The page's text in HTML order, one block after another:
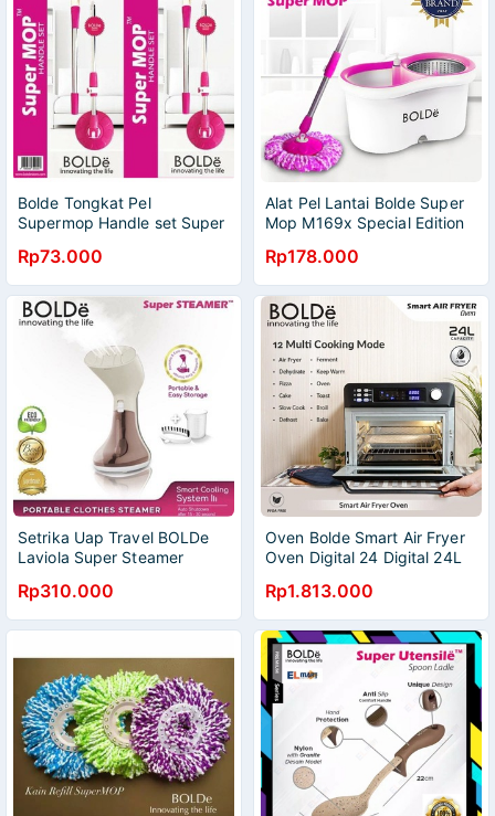
Bolde Tongkat Pel
Supermop Handle set Super
Rp73.000
Alat Pel Lantai Bolde Super
Mop M169x Special Edition
Rp178.000
Setrika Uap Travel BOLDe
Laviola Super Steamer
Original
Rp310.000
Oven Bolde Smart Air Fryer
Oven Digital 24 Digital 24L
Bolde Smart Air Fryer Oven
Digital 24L 3in1 Black
Diamond Series-Bolde Smart
Air Fryer Oven Digital
24/Oven Bolde Smart Air
Fryer Oven Digital 24 Digital
24L 3in1 Black Air
Rp1.813.000